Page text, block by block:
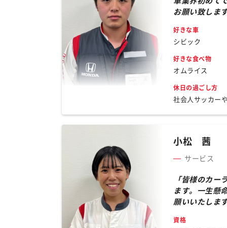
お願い致しま
好きな車
シビック
好きな食べ物
オムライス
休日の過ごし方
社会人サッカー
小松 茜
サービス
「皆様のカー
ます。一生懸
願いいたしま
資格